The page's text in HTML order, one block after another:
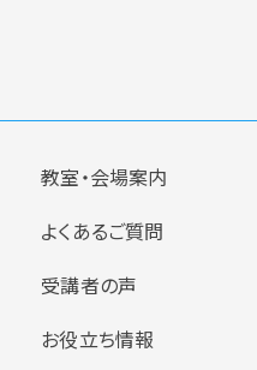
教室・会場案内
よくあるご質問
受講者の声
お役立ち情報